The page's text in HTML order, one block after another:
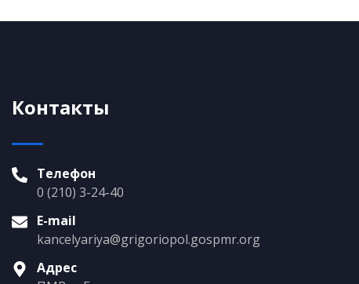
Контакты
Телефон
0 (210) 3-24-40
E-mail
kancelyariya@grigoriopol.gospmr.org
Адрес